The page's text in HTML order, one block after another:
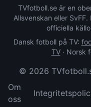
TVfotboll.se är en
Allsvenskan eller
officiella
Dansk fotboll på TV:
TV· Norsk
© 2026
Om
oss